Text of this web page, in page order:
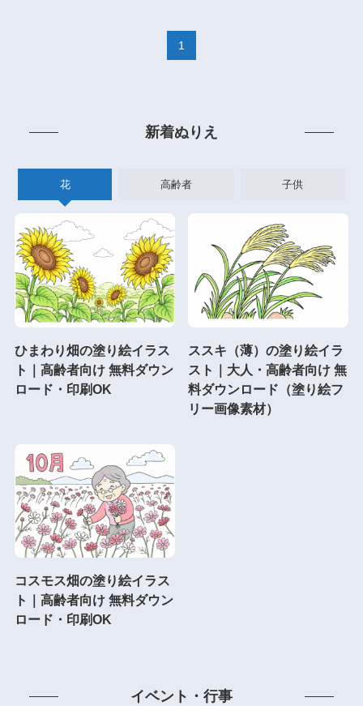
1
新着ぬりえ
花 高齢者 子供
ひまわり畑の塗り絵イラス
ト｜高齢者向け 無料ダウン
ロード・印刷OK
ススキ（薄）の塗り絵イラ
スト｜大人・高齢者向け 無
料ダウンロード（塗り絵フ
リー画像素材）
コスモス畑の塗り絵イラス
ト｜高齢者向け 無料ダウン
ロード・印刷OK
イベント・行事